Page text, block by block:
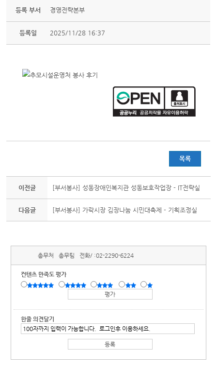
등록 부서 경영전략본부
등록일 2025/11/28 16:37
목록
이전글 [부서봉사] 성동장애인복지관 성동보호작업장 - IT전략실
다음글 [부서봉사] 가락시장 김장나눔 시민대축제 - 기획조정실
총무처 총무팀 전화/ :02-2290-6224
컨텐츠 만족도 평가
한줄 의견달기